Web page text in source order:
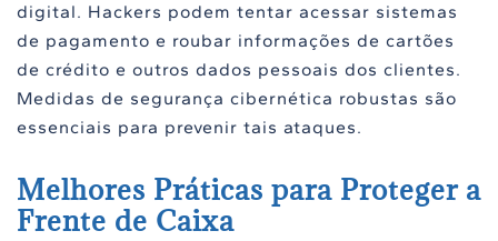
digital. Hackers podem tentar acessar sistemas
de pagamento e roubar informações de cartões
de crédito e outros dados pessoais dos clientes.
Medidas de segurança cibernética robustas são
essenciais para prevenir tais ataques.
Melhores Práticas para Proteger a
Frente de Caixa